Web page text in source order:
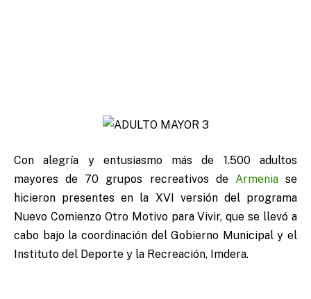
Con alegría y entusiasmo más de 1.500 adultos
mayores de 70 grupos recreativos de Armeniase
hicieron presentes en la XVI versión del programa
Nuevo Comienzo Otro Motivo para Vivir, que se llevó a
cabo bajo la coordinación del Gobierno Municipal y el
Instituto del Deporte y la Recreación, Imdera.